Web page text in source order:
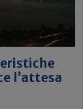
l’attesa